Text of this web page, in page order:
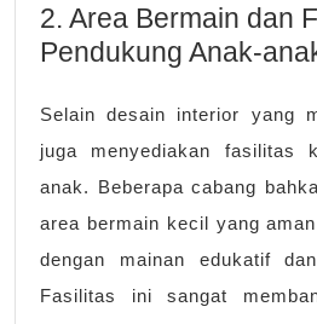
2. Area Bermain dan
Pendukung Anak-
Selain desain interior yang
juga menyediakan fasilitas
anak. Beberapa cabang
area bermain kecil yang
dengan mainan edukatif
Fasilitas ini sangat